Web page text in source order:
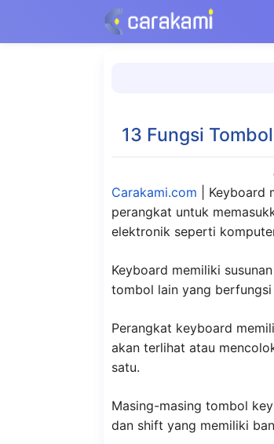
isi
13 Fungsi
Carakami.com
Keyboard
perangkat untuk
elektronik seperti
Keyboard memiliki
tombol lain yang
Perangkat keyboard
akan terlihat atau
satu.
Masing-masing tombol
dan shift yang memiliki